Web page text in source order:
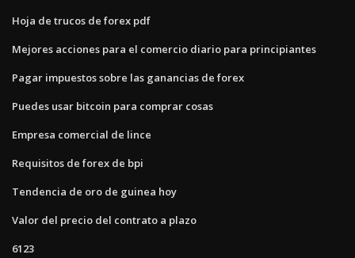
Hoja de trucos de forex pdf
Mejores acciones para el comercio diario para principiantes
Pagar impuestos sobre las ganancias de forex
Puedes usar bitcoin para comprar cosas
Empresa comercial de lince
Requisitos de forex de bpi
Tendencia de oro de guinea hoy
Valor del precio del contrato a plazo
6123